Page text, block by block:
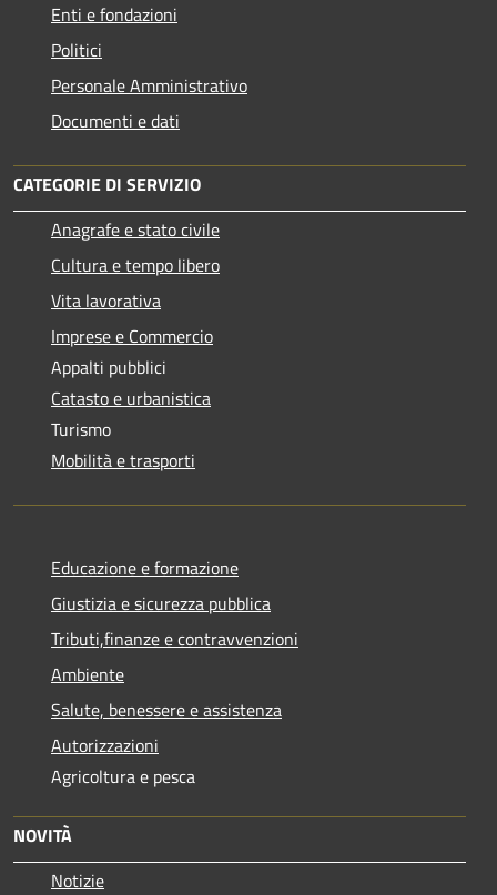
Enti e fondazioni
Politici
Personale Amministrativo
Documenti e dati
CATEGORIE DI SERVIZIO
Anagrafe e stato civile
Cultura e tempo libero
Vita lavorativa
Imprese e Commercio
Appalti pubblici
Catasto e urbanistica
Turismo
Mobilità e trasporti
Educazione e formazione
Giustizia e sicurezza pubblica
Tributi,finanze e contravvenzioni
Ambiente
Salute, benessere e assistenza
Autorizzazioni
Agricoltura e pesca
NOVITÀ
Notizie